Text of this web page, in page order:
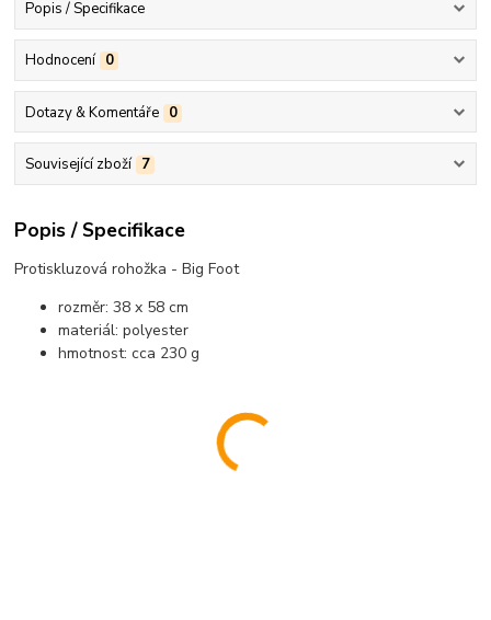
Popis / Specifikace
Hodnocení 0
Dotazy & Komentáře 0
Související zboží 7
Popis / Specifikace
Protiskluzová rohožka - Big Foot
rozměr: 38 x 58 cm
materiál: polyester
hmotnost: cca 230 g
............................................................................................................................................